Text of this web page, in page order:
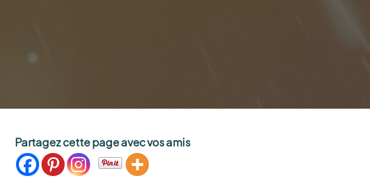
Partagez cette page avec vos amis